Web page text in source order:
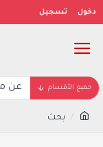
دخول تسجيل
جميع الأقسام
بحث